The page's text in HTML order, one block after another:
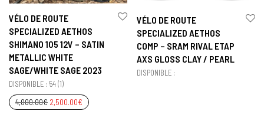
VÉLO DE ROUTE
SPECIALIZED AETHOS
SHIMANO 105 12V – SATIN
METALLIC WHITE
SAGE/WHITE SAGE 2023
DISPONIBLE : 54 (1)
4,000.00€ 2,500.00€
VÉLO DE ROUTE
SPECIALIZED AETHOS
COMP – SRAM RIVAL ETAP
AXS GLOSS CLAY / PEARL
DISPONIBLE :